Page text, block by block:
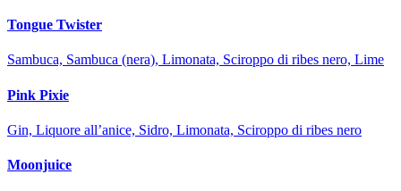
Tongue Twister
Sambuca, Sambuca (nera), Limonata, Sciroppo di ribes nero, Lime
Pink Pixie
Gin, Liquore all’anice, Sidro, Limonata, Sciroppo di ribes nero
Moonjuice